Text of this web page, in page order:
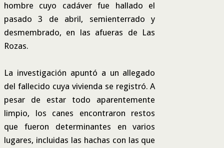
hombre cuyo cadáver fue hallado el
pasado 3 de abril, semienterrado y
desmembrado, en las afueras de Las
Rozas.
La investigación apuntó a un allegado
del fallecido cuya vivienda se registró. A
pesar de estar todo aparentemente
limpio, los canes encontraron restos
que fueron determinantes en varios
lugares, incluidas las hachas con las que